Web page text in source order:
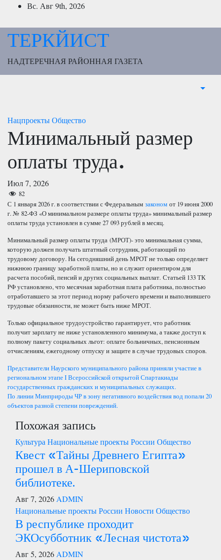
Перейти
содержимому
Вс. Авг 9th, 2026
ТЕРКЙИСТ
НАДТЕРЕЧНАЯ РАЙОННАЯ ГАЗЕТА
НацпроектыОбщество
Минимальный размер
оплаты труда.
Июл 7, 2026
82
С 1 января 2026 г. в соответствии с Федеральным законом от 19 июня 2000
г. № 82-ФЗ «О минимальном размере оплаты труда» минимальный размер
оплаты труда установлен в сумме 27 093 рублей в месяц.
Минимальный размер оплаты труда (МРОТ)- это минимальная сумма,
которую должен получать штатный сотрудник, работающий по
трудовому договору. На сегодняшний день МРОТ не только определяет
нижнюю границу заработной платы, но и служит ориентиром для
расчета пособий, пенсий и других социальных выплат. Статьей 133 ТК
РФ установлено, что месячная заработная плата работника, полностью
отработавшего за этот период норму рабочего времени и выполнившего
трудовые обязанности, не может быть ниже МРОТ.
Только официальное трудоустройство гарантирует, что работник
получит зарплату не ниже установленного минимума, а также доступ к
полному пакету социальных льгот: оплате больничных, пенсионным
отчислениям, ежегодному отпуску и защите в случае трудовых споров.
Навигация
по
записям
Представители Наурского муниципального района приняли участие в
региональном этапе I Всероссийской открытой Спартакиады
государственных гражданских и муниципальных служащих.
По линии Минприроды ЧР в зону негативного воздействия вод попали 20
объектов разной степени повреждений.
Похожая запись
Культура Национальные проекты России Общество
Квест «Тайны Древнего Египта»
прошел в А-Шериповской
библиотеке.
Авг 7, 2026 ADMIN
Национальные проекты России Новости Общество
В республике проходит
ЭКОсубботник «Лесная чистота»
Авг 5, 2026 ADMIN